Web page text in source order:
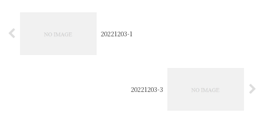
20221203-1
20221203-3